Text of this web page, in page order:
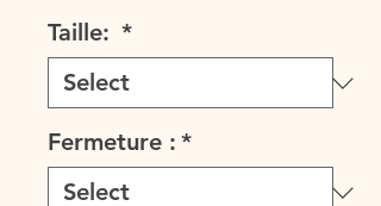
Taille: *
Fermeture : *